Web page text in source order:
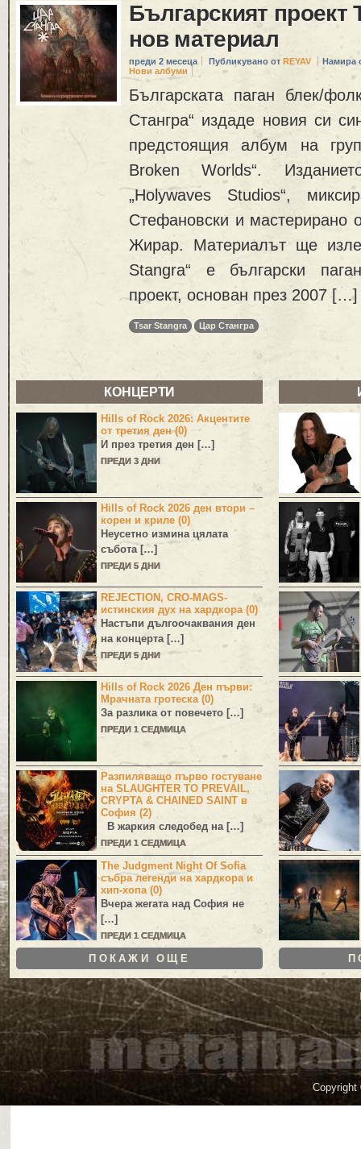
Българският проект
нов материал
преди 2 месеца Публикувано от REYAV
Намира
Нови албуми
Българската паган блек/
Стангра“ издаде новия си
предстоящия албум на
Broken Worlds“.
„Holywaves Studios“,
Стефановски и мастерирано
Жирар. Материалът ще
Stangra“ е български
проект, основан през 2007 […]
Tsar Stangra Цар Стангра
КОНЦЕРТИ
Hills of Rock 2026: Акцентите
от третия ден (0)
И през третия ден […]
ПРЕДИ 3 ДНИ
Hills of Rock 2026 ден втори –
корен и криле (0)
Неусетно измина цялата
събота […]
ПРЕДИ 5 ДНИ
REJECTION, CRO-MAGS-
истинския дух на хардкора (0)
Настъпи дългоочаквания ден
на концерта […]
ПРЕДИ 5 ДНИ
Hills of Rock 2026 Ден първи:
Мрачната гротеска (0)
За разлика от повечето […]
ПРЕДИ 1 СЕДМИЦА
Разпиляващо първо гостуване
на SLAUGHTER TO PREVAIL,
CRYPTA & CHAINED SAINT в
София (2)
В жаркия следобед на […]
ПРЕДИ 1 СЕДМИЦА
The Judgment Night Of Sofia
събра легенди на хардкора и
хип-хопа (0)
Вчера жегата над София не
[…]
ПРЕДИ 1 СЕДМИЦА
ПОКАЖИ ОЩЕ